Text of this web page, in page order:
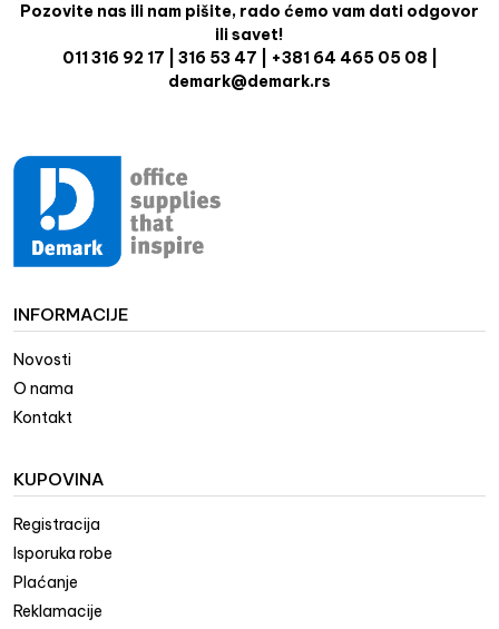
Pozovite nas ili nam pišite, rado ćemo vam dati odgovor
ili savet!
011 316 92 17 | 316 53 47 | +381 64 465 05 08 |
demark@demark.rs
INFORMACIJE
Novosti
O nama
Kontakt
KUPOVINA
Registracija
Isporuka robe
Plaćanje
Reklamacije